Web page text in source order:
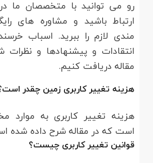
رو می توانید با متخصصان ما
ارتباط باشید و مشاوره های
مندی لازم را ببرید. اسباب
انتقادات و پیشنهادها و نظرات
مقاله دریافت کنیم.
هزینه تغییر کاربری زمین چقدر
هزینه تغییر کاربری به موارد
است که در مقاله شرح داده شده
قوانین تغییر کاربری چیست؟